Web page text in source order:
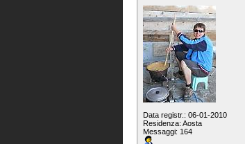
Data registr.: 06-01-2010
Residenza: Aosta
Messaggi: 164